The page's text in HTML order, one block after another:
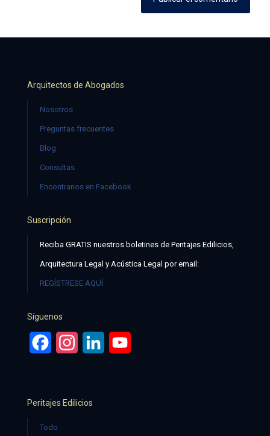
Arquitectos de Abogados
Nosotros
Preguntas frecuentes
Blog
Consultas
Encontranos en Facebook
Suscripción
Reciba GRATIS nuestros boletines de Peritajes Edilicios,
Arquitectura Legal y Acústica Legal por email:
REGÍSTRESE AQUÍ
Síguenos
FacebookInstagramLinkedIn
Peritajes Edilicios
Todo